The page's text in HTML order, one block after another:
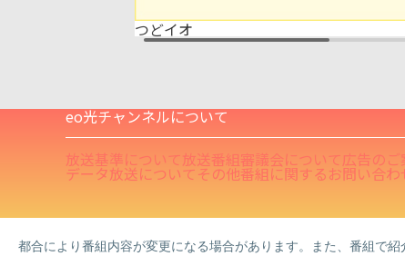
つどイオ
eo光チャンネルについて
放送基準について放送番組審議会について広告のご
データ放送についてその他番組に関するお問い合わ
都合により番組内容が変更になる場合があります。また、番組で